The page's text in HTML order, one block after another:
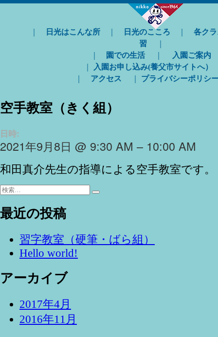
日光はこんな所 日光のこころ
各ク
習
園での生活 入園ご案内
入園お申し込み(養父市サイトへ）
アクセス プライバシーポリシ
空手教室（きく組）
日時:
2021年9月8日 @ 9:30 AM – 10:00 AM
和田真介先生の指導による空手教室です。
検
検
最近の投稿
習字教室（硬筆・ばら組）
Hello world!
アーカイブ
2017年4月
2016年11月